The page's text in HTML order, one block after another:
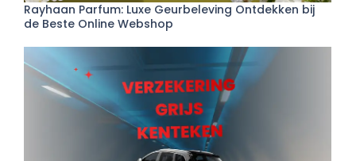
Rayhaan Parfum: Luxe Geurbeleving Ontdekken bij
de Beste Online Webshop